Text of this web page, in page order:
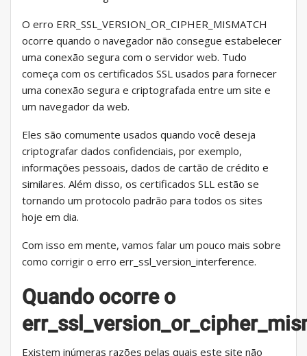
O erro ERR_SSL_VERSION_OR_CIPHER_MISMATCH
ocorre quando o navegador não consegue estabelecer
uma conexão segura com o servidor web. Tudo
começa com os certificados SSL usados ​​para fornecer
uma conexão segura e criptografada entre um site e
um navegador da web.
Eles são comumente usados ​​quando você deseja
criptografar dados confidenciais, por exemplo,
informações pessoais, dados de cartão de crédito e
similares. Além disso, os certificados SLL estão se
tornando um protocolo padrão para todos os sites
hoje em dia.
Com isso em mente, vamos falar um pouco mais sobre
como corrigir o erro err_ssl_version_interference.
Quando ocorre o
Existem inúmeras razões pelas quais este site não